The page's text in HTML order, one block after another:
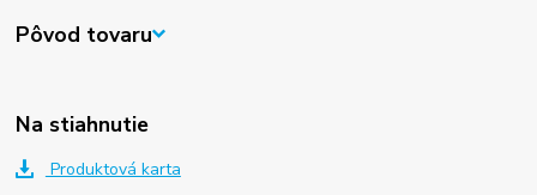
Pôvod tovaru
Na stiahnutie
Produktová karta